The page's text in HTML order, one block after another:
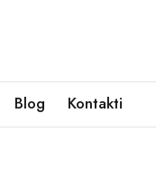
Blog Kontakti